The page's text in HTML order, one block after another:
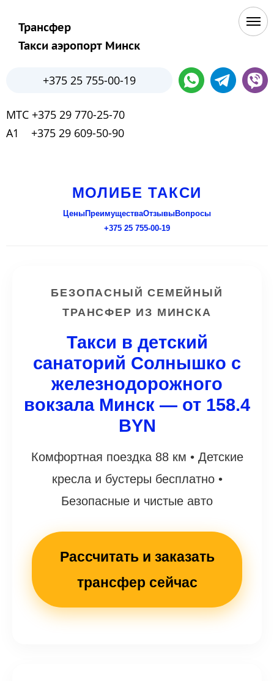
Трансфер
Такси аэропорт Минск
+375 25 755-00-19
МТС +375 29 770-25-70
А1 +375 29 609-50-90
МОЛИБЕ ТАКСИ
ЦеныПреимуществаОтзывыВопросы
+375 25 755-00-19
БЕЗОПАСНЫЙ СЕМЕЙНЫЙ
ТРАНСФЕР ИЗ МИНСКА
Такси в детский
санаторий Солнышко с
железнодорожного
вокзала Минск — от 158.4
BYN
Комфортная поездка 88 км • Детские
кресла и бустеры бесплатно •
Безопасные и чистые авто
Рассчитать и заказать
трансфер сейчас